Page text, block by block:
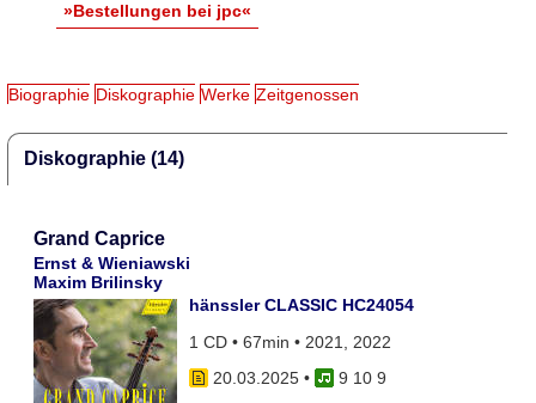
»Bestellungen bei jpc«
Biographie Diskographie Werke Zeitgenossen
Diskographie (14)
Grand Caprice
Ernst & Wieniawski
Maxim Brilinsky
hänssler CLASSIC HC24054
1 CD • 67min • 2021, 2022
20.03.2025•
9 10 9